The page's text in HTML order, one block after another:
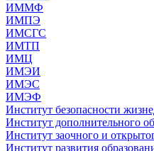
ИММФ
ИМПЭ
ИМСГС
ИМТП
ИМЦ
ИМЭИ
ИМЭС
ИМЭФ
Институт безопасности
Институт дополнительного
Институт заочного и
Институт развития